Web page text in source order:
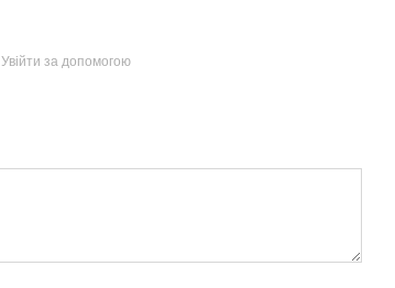
Увійти за допомогою